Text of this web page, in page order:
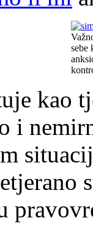
sebe
kao
i